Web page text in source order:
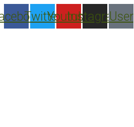
to
content
TwitterYoutube
Instagram
User